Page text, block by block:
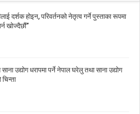
दर्शक होइन, परिवर्तनको नेतृत्व गर्ने पुस्ताका रूपमा
खोज्दैछौं”
उद्योग धरापमा पर्ने नेपाल घरेलु तथा साना उद्योग